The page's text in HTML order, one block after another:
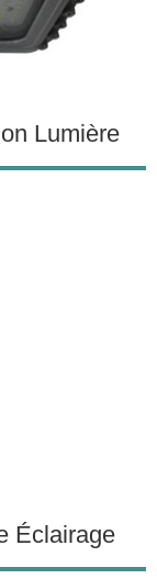
Lumière
Éclairage